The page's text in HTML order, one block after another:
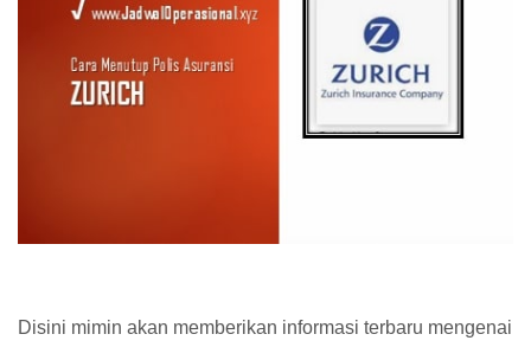
Disini mimin akan memberikan informasi terbaru mengenai